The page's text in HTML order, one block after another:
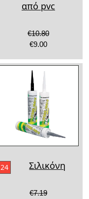
από pvc
€10.80
€9.00
24 Σιλικόνη
€7.19